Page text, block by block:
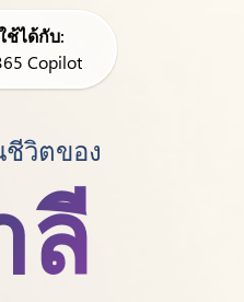
ช้ได้กับ:
Copilot
วิตของ
ลี